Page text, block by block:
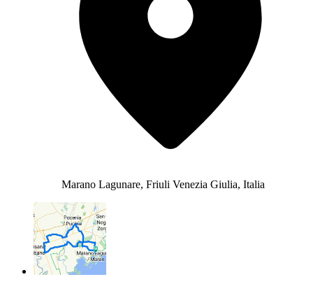
Marano Lagunare, Friuli Venezia Giulia, Italia